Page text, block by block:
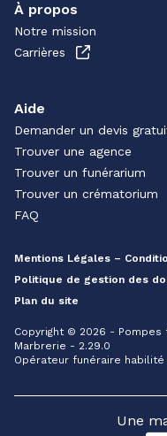
À propos
Notre mission
Carrières
Aide
Demander un devis
Trouver une agence
Trouver un funérarium
Trouver un crématorium
FAQ
Mentions Légales –
Politique de gestion des
Plan du site
Copyright © 2026 -
Marbrerie - 2.29.0
Opérateur funéraire habilité
Une